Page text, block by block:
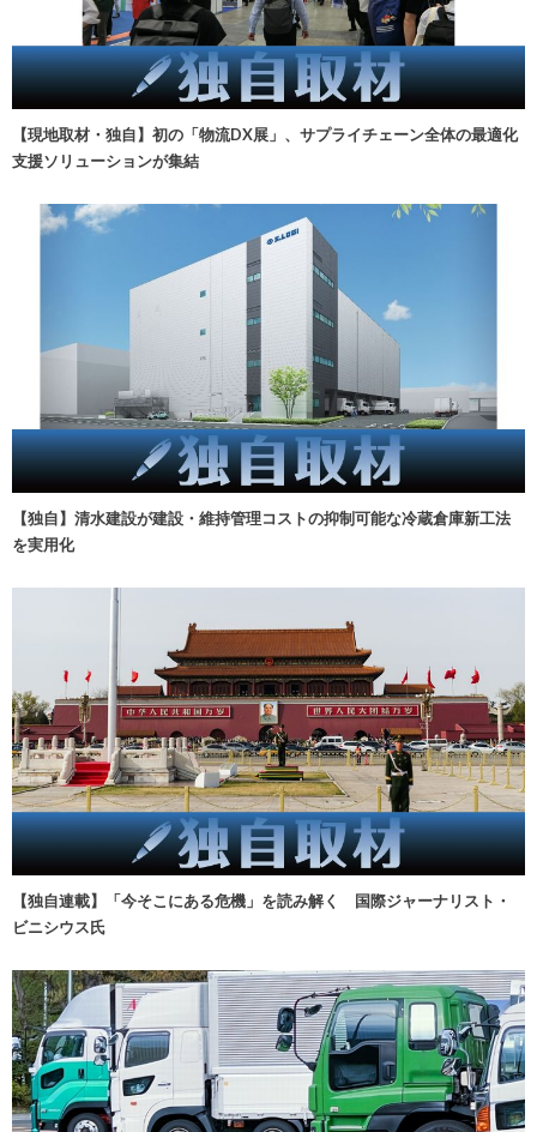
【現地取材・独自】初の「物流DX展」、サプライチェーン全体の最適化
支援ソリューションが集結
【独自】清水建設が建設・維持管理コストの抑制可能な冷蔵倉庫新工法
を実用化
【独自連載】「今そこにある危機」を読み解く 国際ジャーナリスト・
ビニシウス氏